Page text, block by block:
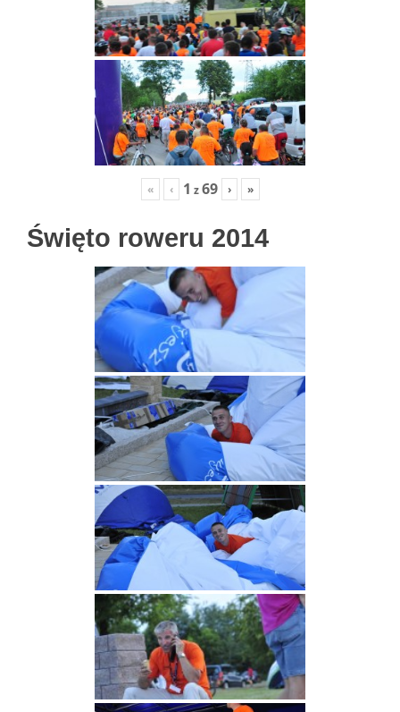
« ‹ 1 z69 › »
Święto roweru 2014